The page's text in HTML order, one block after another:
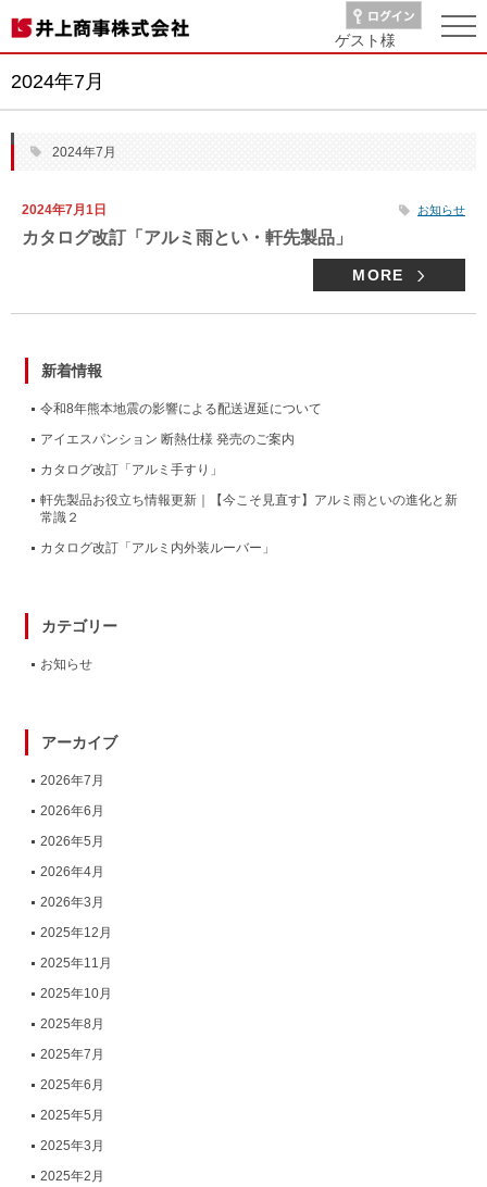
ゲスト様
2024年7月
2024年7月
2024年7月1日 お知らせ
カタログ改訂「アルミ雨とい・軒先製品」
MORE
新着情報
令和8年熊本地震の影響による配送遅延について
アイエスパンション 断熱仕様 発売のご案内
カタログ改訂「アルミ手すり」
軒先製品お役立ち情報更新｜【今こそ見直す】アルミ雨といの進化と新
常識２
カタログ改訂「アルミ内外装ルーバー」
カテゴリー
お知らせ
アーカイブ
2026年7月
2026年6月
2026年5月
2026年4月
2026年3月
2025年12月
2025年11月
2025年10月
2025年8月
2025年7月
2025年6月
2025年5月
2025年3月
2025年2月